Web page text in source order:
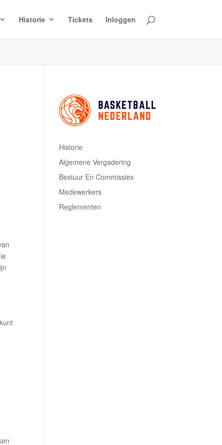
Historie Tickets Inloggen
Historie
Algemene Vergadering
Bestuur En Commissies
Medewerkers
Reglementen